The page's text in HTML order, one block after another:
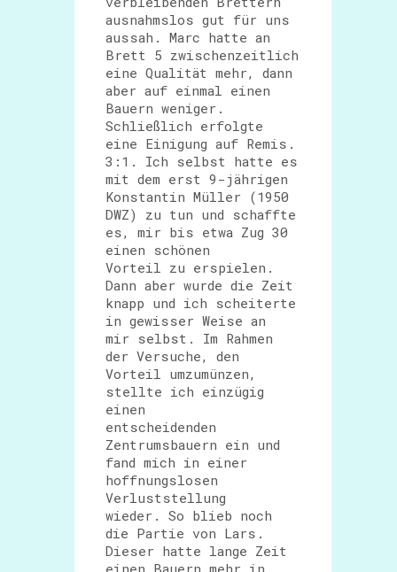
ausnahmslos gut für uns
aussah. Marc hatte an
Brett 5 zwischenzeitlich
eine Qualität mehr, dann
aber auf einmal einen
Bauern weniger.
Schließlich erfolgte
eine Einigung auf Remis.
3:1. Ich selbst hatte es
mit dem erst 9-jährigen
Konstantin Müller (1950
DWZ) zu tun und schaffte
es, mir bis etwa Zug 30
einen schönen
Vorteil zu erspielen.
Dann aber wurde die Zeit
knapp und ich scheiterte
in gewisser Weise an
mir selbst. Im Rahmen
der Versuche, den
Vorteil umzumünzen,
stellte ich einzügig
einen
entscheidenden
Zentrumsbauern ein und
fand mich in einer
hoffnungslosen
Verluststellung
wieder. So blieb noch
die Partie von Lars.
Dieser hatte lange Zeit
einen Bauern mehr in